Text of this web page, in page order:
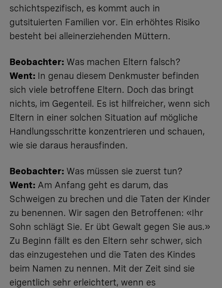
schichtspezifisch, es kommt auch in
gutsituierten Familien vor. Ein erhöhtes Risiko
besteht bei alleinerziehenden Müttern.
Beobachter: Was machen Eltern falsch?
Went: In genau diesem Denkmuster befinden
sich viele betroffene Eltern. Doch das bringt
nichts, im Gegenteil. Es ist hilfreicher, wenn sich
Eltern in einer solchen Situation auf mögliche
Handlungsschritte konzentrieren und schauen,
wie sie daraus herausfinden.
Beobachter: Was müssen sie zuerst tun?
Went: Am Anfang geht es darum, das
Schweigen zu brechen und die Taten der Kinder
zu benennen. Wir sagen den Betroffenen: «Ihr
Sohn schlägt Sie. Er übt Gewalt gegen Sie aus.»
Zu Beginn fällt es den Eltern sehr schwer, sich
das einzugestehen und die Taten des Kindes
beim Namen zu nennen. Mit der Zeit sind sie
eigentlich sehr erleichtert, wenn es